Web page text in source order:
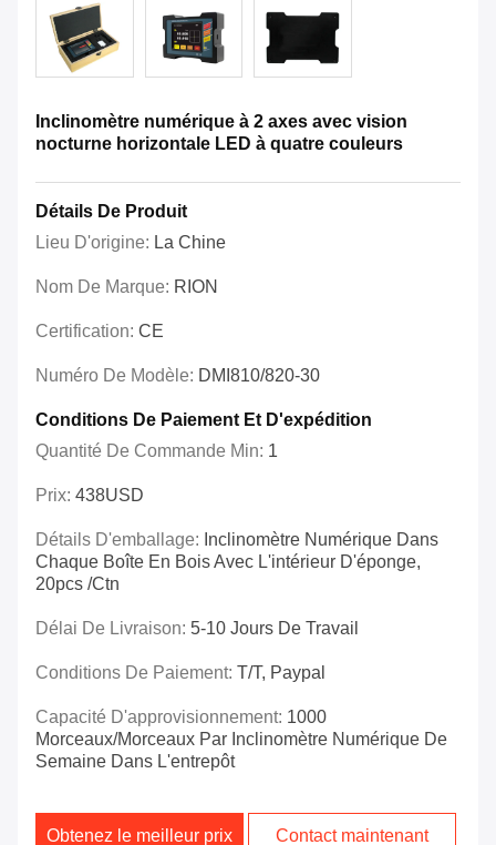
Inclinomètre numérique à 2 axes avec vision
nocturne horizontale LED à quatre couleurs
Détails De Produit
Lieu D'origine: La Chine
Nom De Marque: RION
Certification: CE
Numéro De Modèle: DMI810/820-30
Conditions De Paiement Et D'expédition
Quantité De Commande Min: 1
Prix: 438USD
Détails D'emballage: Inclinomètre Numérique Dans
Chaque Boîte En Bois Avec L'intérieur D'éponge,
20pcs /ctn
Délai De Livraison: 5-10 Jours De Travail
Conditions De Paiement: T/T, Paypal
Capacité D'approvisionnement: 1000
Morceaux/morceaux Par Inclinomètre Numérique De
Semaine Dans L'entrepôt
Obtenez le meilleur prix Contact maintenant